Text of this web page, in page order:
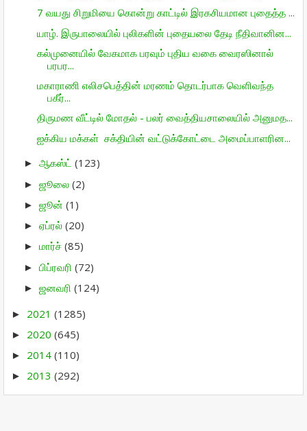
7 வயது சிறுமியை கொன்று காட்டில் இரகசியமான புதைத்த ...
யாழ். இருபாலையில் புலிகளின் புதையலை தேடி நீதிவானின...
கல்முனையில் வேகமாக பரவும் புதிய வகை வைரஸினால்
பரபர...
மகாராணி எலிசபெத்தின் மரணம் தொடர்பாக வெளிவந்த
பகீர்...
திருமண வீட்டில் மோதல் - பலர் வைத்தியசாலையில் அனுமத...
ஐக்கிய மக்கள் சக்தியின் வட்டுக்கோட்டை அமைப்பாளரின...
► ஆகஸ்ட் (123)
► ஜூலை (2)
► ஜூன் (1)
► ஏப்ரல் (20)
► மார்ச் (85)
► பிப்ரவரி (72)
► ஜனவரி (124)
► 2021 (1285)
► 2020 (645)
► 2014 (110)
► 2013 (292)